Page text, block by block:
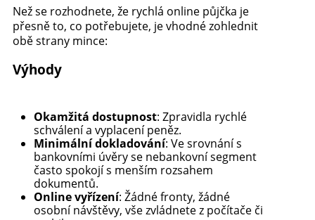
Než se rozhodnete, že rychlá online půjčka je
přesně to, co potřebujete, je vhodné zohlednit
obě strany mince:
Výhody
Okamžitá dostupnost: Zpravidla rychlé
schválení a vyplacení peněz.
Minimální dokladování: Ve srovnání s
bankovními úvěry se nebankovní segment
často spokojí s menším rozsahem
dokumentů.
Online vyřízení: Žádné fronty, žádné
osobní návštěvy, vše zvládnete z počítače či